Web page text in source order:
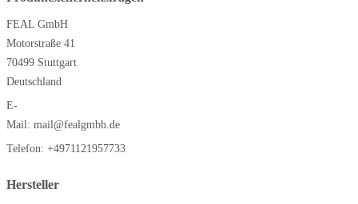
FEAL GmbH
Motorstraße 41
70499 Stuttgart
Deutschland
E-
Mail: mail@fealgmbh.de
Telefon: +4971121957733
Hersteller